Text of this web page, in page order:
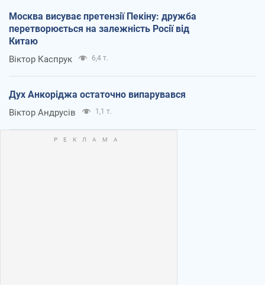
Москва висуває претензії Пекіну: дружба
перетворюється на залежність Росії від
Китаю
Віктор Каспрук 6,4 т.
Дух Анкоріджа остаточно випарувався
Віктор Андрусів 1,1 т.